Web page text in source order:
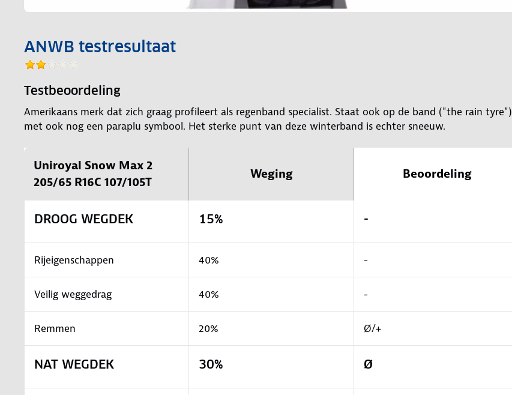
ANWB testresultaat
Testbeoordeling
Amerikaans merk dat zich graag profileert als regenband specialist. Staat ook op de band ("the rain tyre")
met ook nog een paraplu symbool. Het sterke punt van deze winterband is echter sneeuw.
Uniroyal Snow Max 2
205/65 R16C 107/105T
Weging Beoordeling
DROOG WEGDEK 15% -
Rijeigenschappen 40% -
Veilig weggedrag 40% -
Remmen 20% Ø/+
NAT WEGDEK 30% Ø